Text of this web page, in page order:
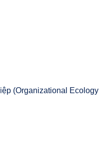
(Organizational Ecology